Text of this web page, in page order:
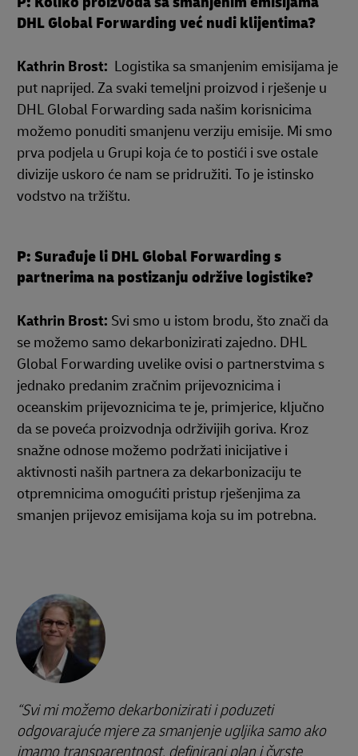
DHL Global Forwarding već nudi klijentima?
Kathrin Brost: Logistika sa smanjenim emisijama je
put naprijed. Za svaki temeljni proizvod i rješenje u
DHL Global Forwarding sada našim korisnicima
možemo ponuditi smanjenu verziju emisije. Mi smo
prva podjela u Grupi koja će to postići i sve ostale
divizije uskoro će nam se pridružiti. To je istinsko
vodstvo na tržištu.
P: Surađuje li DHL Global Forwarding s
partnerima na postizanju održive logistike?
Kathrin Brost: Svi smo u istom brodu, što znači da
se možemo samo dekarbonizirati zajedno. DHL
Global Forwarding uvelike ovisi o partnerstvima s
jednako predanim zračnim prijevoznicima i
oceanskim prijevoznicima te je, primjerice, ključno
da se poveća proizvodnja održivijih goriva. Kroz
snažne odnose možemo podržati inicijative i
aktivnosti naših partnera za dekarbonizaciju te
otpremnicima omogućiti pristup rješenjima za
smanjen prijevoz emisijama koja su im potrebna.
Svi mi možemo dekarbonizirati i poduzeti
odgovarajuće mjere za smanjenje ugljika samo ako
imamo transparentnost, definirani plan i čvrste